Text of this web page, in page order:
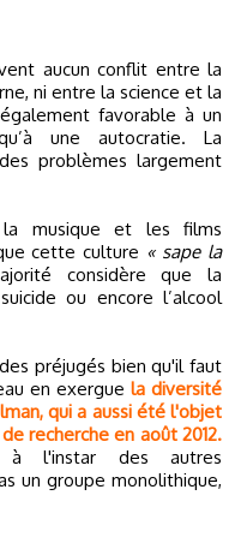
ni entre la science et la
favorable à un
une autocratie. La
problèmes largement
musique et les films
cette culture « sape la
considère que la
ou encore l’alcool
préjugés bien qu'il faut
en exergue la diversité
qui a aussi été l'objet
recherche en août 2012.
à l'instar des autres
un groupe monolithique,